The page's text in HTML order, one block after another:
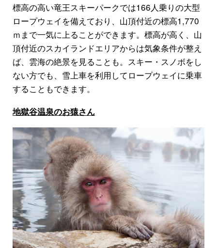
標高の高い竜王スキーパークでは166人乗りの大型
ロープウェイを備えており、山頂付近の標高1,770
ｍ まで一気に上ることができます。標高が高く、山
頂付近のスカイランドエリアからは気象条件が整え
ば、 雲海の絶景を見ることも。スキー・スノボをし
ない方でも、雪上車を利用してロープウェイに乗車
することもできます。
地獄谷温泉のお猿さん